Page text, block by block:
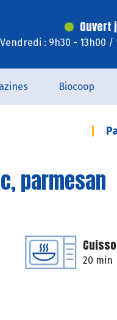
Ouvert
Vendredi : 9h30 - 13h00 /
Biocoop
parmesan
20 min